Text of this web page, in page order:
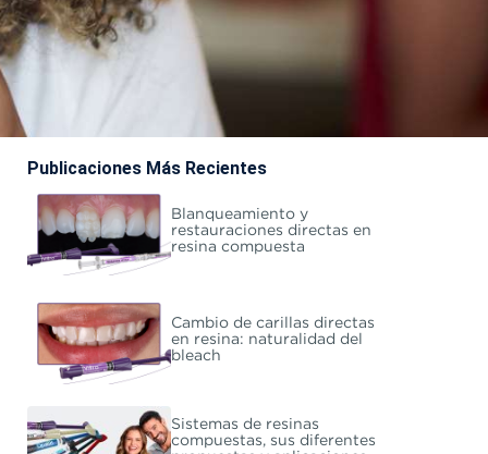
Publicaciones Más Recientes
Blanqueamiento y
restauraciones directas en
resina compuesta
Cambio de carillas directas
en resina: naturalidad del
bleach
Sistemas de resinas
compuestas, sus diferentes